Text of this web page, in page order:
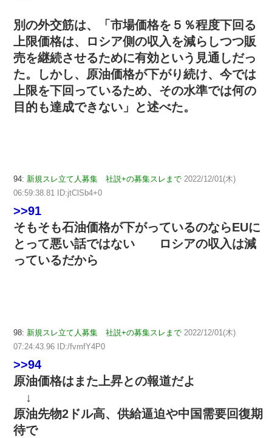
別の外交筋は、「市場価格を５％程度下回る
上限価格は、ロシア側の収入を減らしつつ販
売を継続させるために有効という見通しだっ
た。しかし、原油価格が下がり続け、今では
上限を下回っているため、その水準では何の
目的も達成できない」と述べた。
94: 新規スレ立て人募集 社説+の募集スレまで 2022/12/01(木)
06:59:38.81 ID:jtClSb4+0
>>91
そもそも石油価格が下がっているのならEUに
とって悪い話ではない ロシアの収入は減
っているだから
98: 新規スレ立て人募集 社説+の募集スレまで 2022/12/01(木)
07:24:43.96 ID:/fvmfY4P0
>>94
原油価格はまた上昇との報道だよ
↓
原油先物2ドル高、供給逼迫や中国需要回復期
待で